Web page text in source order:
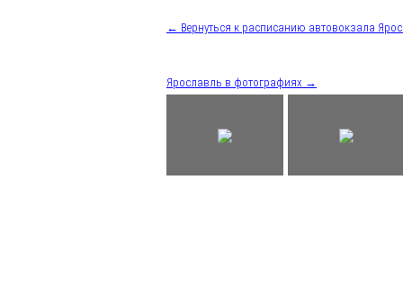
← Вернуться к расписанию автовокзала
Ярославль в фотографиях →